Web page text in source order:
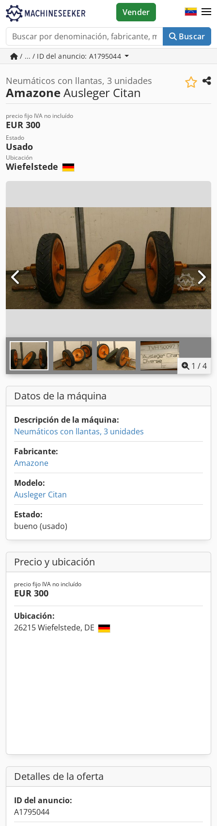
Buscar
Vender
/ ... / ID del anuncio: A1795044
Neumáticos con llantas, 3 unidades
AmazoneAusleger Citan
precio fijo IVA no incluído
EUR 300
Estado
Usado
Ubicación
Wiefelstede
1 /4
Datos de la máquina
Descripción de la máquina:
Neumáticos con llantas, 3 unidades
Fabricante:
Amazone
Modelo:
Ausleger Citan
Estado:
bueno (usado)
Precio y ubicación
precio fijo IVA no incluído
EUR 300
Ubicación:
26215 Wiefelstede, DE
Detalles de la oferta
ID del anuncio:
A1795044